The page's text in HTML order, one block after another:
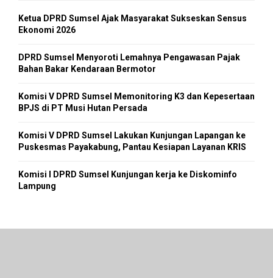
Ketua DPRD Sumsel Ajak Masyarakat Sukseskan Sensus
Ekonomi 2026
DPRD Sumsel Menyoroti Lemahnya Pengawasan Pajak
Bahan Bakar Kendaraan Bermotor
Komisi V DPRD Sumsel Memonitoring K3 dan Kepesertaan
BPJS di PT Musi Hutan Persada
Komisi V DPRD Sumsel Lakukan Kunjungan Lapangan ke
Puskesmas Payakabung, Pantau Kesiapan Layanan KRIS
Komisi I DPRD Sumsel Kunjungan kerja ke Diskominfo
Lampung